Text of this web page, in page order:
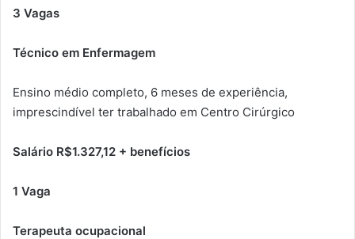
3 Vagas
Técnico em Enfermagem
Ensino médio completo, 6 meses de experiência,
imprescindível ter trabalhado em Centro Cirúrgico
Salário R$1.327,12 + benefícios
1 Vaga
Terapeuta ocupacional